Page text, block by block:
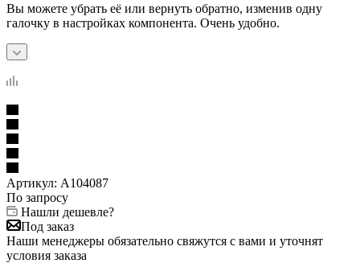
Вы можете убрать её или вернуть обратно, изменив одну
галочку в настройках компонента. Очень удобно.
Артикул: A104087
По запросу
Нашли дешевле?
Под заказ
Наши менеджеры обязательно свяжутся с вами и уточнят
условия заказа